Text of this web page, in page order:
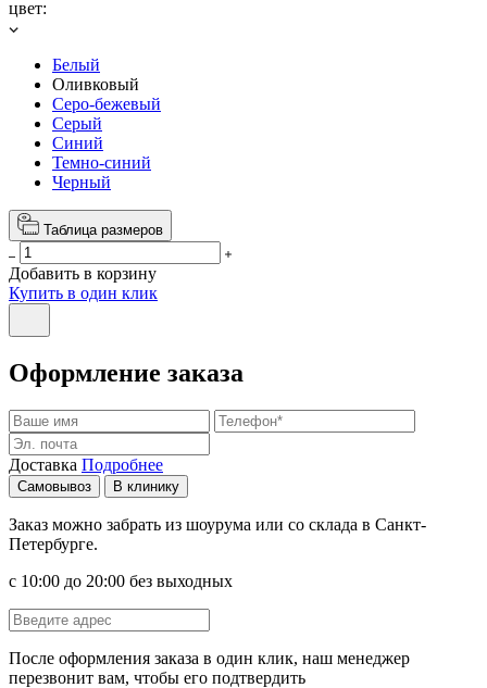
цвет:
Белый
Оливковый
Серо-бежевый
Серый
Синий
Темно-синий
Черный
Таблица размеров
Добавить в корзину
Купить в один клик
Оформление заказа
Доставка Подробнее
Самовывоз В клинику
Заказ можно забрать из шоурума или со склада в Санкт-
Петербурге.
с 10:00 до 20:00 без выходных
После оформления заказа в один клик, наш менеджер
перезвонит вам, чтобы его подтвердить